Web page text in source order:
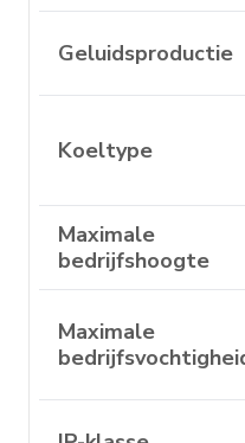
Geluidsproductie
Koeltype
Maximale
bedrijfshoogte
Maximale